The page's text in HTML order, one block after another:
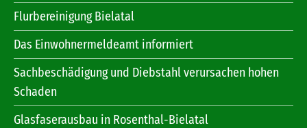
Flurbereinigung Bielatal
Das Einwohnermeldeamt informiert
Sachbeschädigung und Diebstahl verursachen hohen
Schaden
Glasfaserausbau in Rosenthal-Bielatal